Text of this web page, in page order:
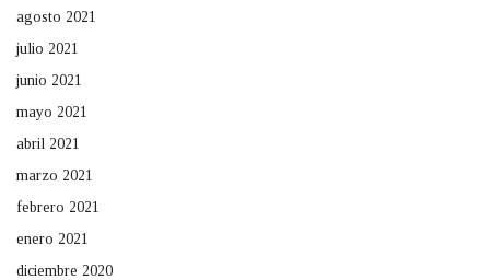
agosto 2021
julio 2021
junio 2021
mayo 2021
abril 2021
marzo 2021
febrero 2021
enero 2021
diciembre 2020